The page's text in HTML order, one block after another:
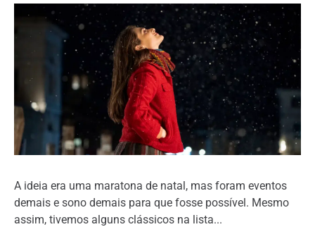
A ideia era uma maratona de natal, mas foram eventos
demais e sono demais para que fosse possível. Mesmo
assim, tivemos alguns clássicos na lista...